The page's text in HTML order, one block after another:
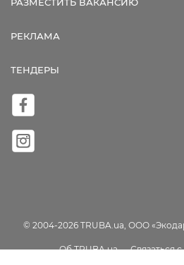
РЕКЛАМА
ТЕНДЕРЫ
© 2004-2026 TRUBA.ua, ООО
Об TRUBA.ua Связаться